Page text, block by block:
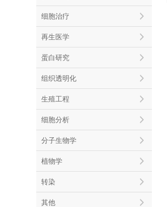
细胞治疗
再生医学
蛋白研究
组织透明化
生殖工程
细胞分析
分子生物学
植物学
转染
其他